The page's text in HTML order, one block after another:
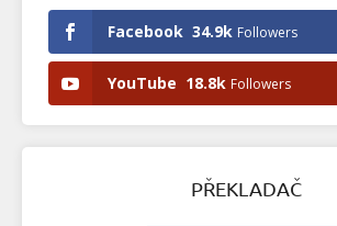
Facebook 34.9k Followers
YouTube 18.8k Followers
PŘEKLADAČ